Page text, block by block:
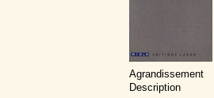
Agrandissement
Description